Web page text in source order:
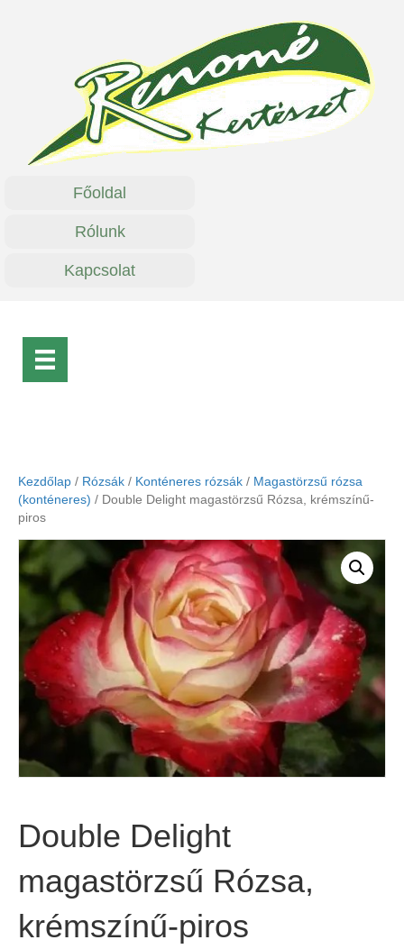
Főoldal
Rólunk
Kapcsolat
Kezdőlap / Rózsák / Konténeres rózsák / Magastörzsű rózsa
(konténeres) / Double Delight magastörzsű Rózsa, krémszínű-
piros
Double Delight
magastörzsű Rózsa,
krémszínű-piros